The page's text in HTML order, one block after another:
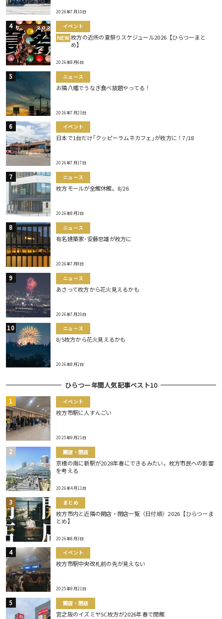
2026年7月10日
イベント
NEW 枚方の近所の夏祭りスケジュール2026【ひらつーまと
め】
2026年8月6日
ニュース
お隣八幡でうなぎ食べ放題やってる！
2026年7月23日
イベント
日本で1台だけ｢クッピーラムネカフェ｣が枚方に！7/18
2026年7月17日
ニュース
枚方モールが全館休館。8/26
2026年8月3日
ニュース
有名建築家･安藤忠雄が枚方に
2026年7月8日
ニュース
あさって枚方から花火見えるかも
2026年7月20日
ニュース
8/5枚方から花火見えるかも
2026年8月2日
ひらつー年間人気記事ベスト10
イベント
枚方市駅に人すんごい
2025年9月21日
開店・閉店
京橋の南に新駅が2028年春にできるみたい。枚方市民への影響
を考える
2026年4月11日
まとめ
枚方市内と近隣の開店・閉店一覧（日付順）2026【ひらつーま
とめ】
2026年8月3日
イベント
枚方市駅中央改札前の先が見えない
2025年9月21日
開店・閉店
宮之阪のイズミヤSC枚方が2026年春で閉館